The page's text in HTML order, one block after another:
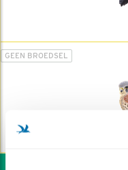
GEEN BROEDSEL